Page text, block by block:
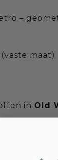
–
maat)
in Old